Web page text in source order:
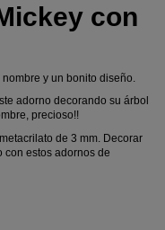
con
y un bonito diseño.
adorno decorando su árbol
precioso!!
de 3 mm. Decorar
estos adornos de